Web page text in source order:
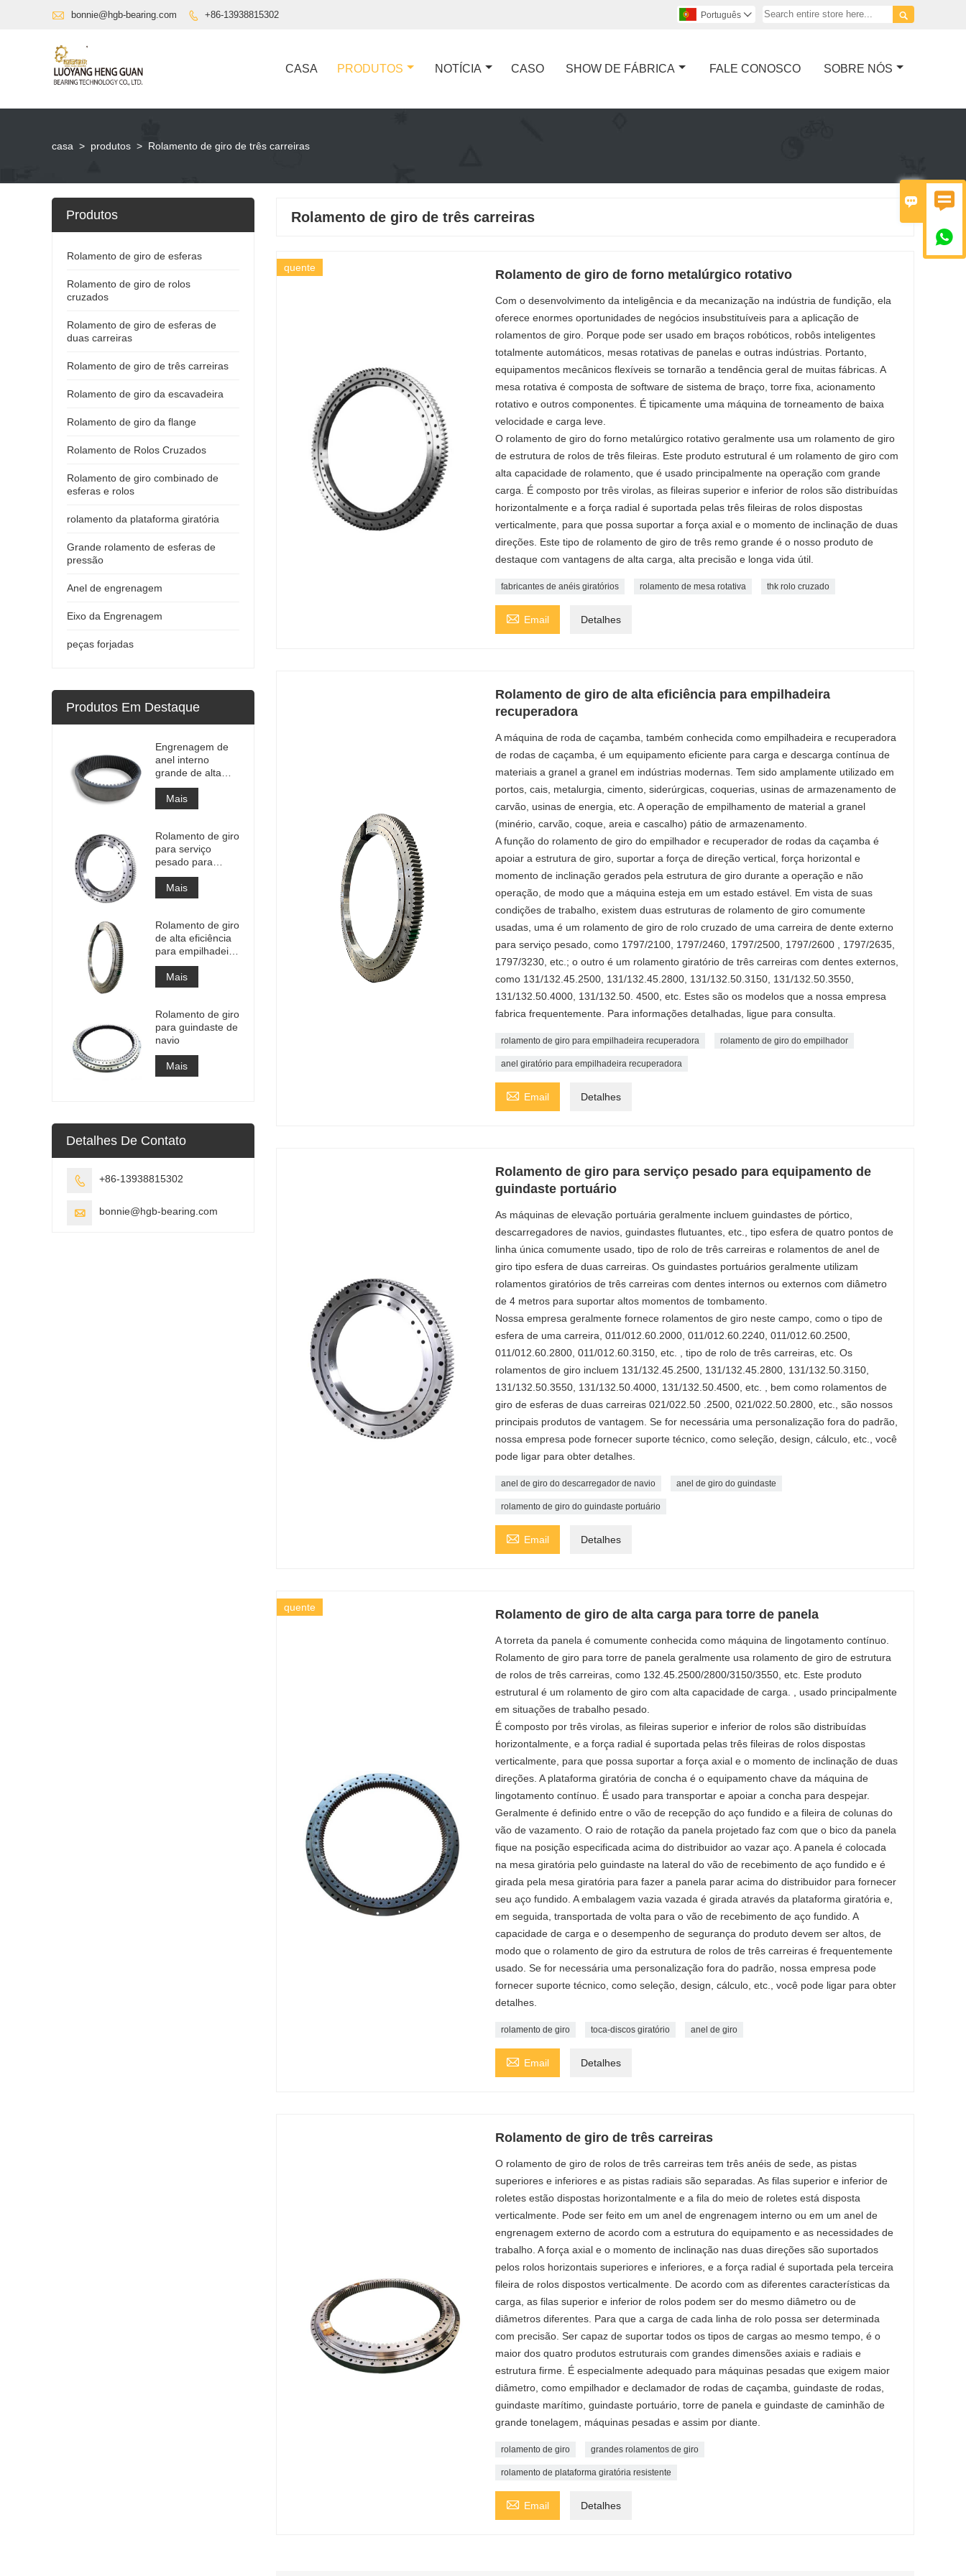
 

 bonnie@hgb-bearing.com  +86-13938815302 
Português 
CASA PRODUTOS NOTÍCIA CASO SHOW DE FÁBRICA FALE CONOSCO SOBRE NÓS
casa > produtos > Rolamento de giro de três carreiras
Rolamento de giro de três carreiras
quente Rolamento de giro de forno metalúrgico rotativo
Com o desenvolvimento da inteligência e da mecanização na indústria de fundição, ela
oferece enormes oportunidades de negócios insubstituíveis para a aplicação de
rolamentos de giro. Porque pode ser usado em braços robóticos, robôs inteligentes
totalmente automáticos, mesas rotativas de panelas e outras indústrias. Portanto,
equipamentos mecânicos flexíveis se tornarão a tendência geral de muitas fábricas. A
mesa rotativa é composta de software de sistema de braço, torre fixa, acionamento
rotativo e outros componentes. É tipicamente uma máquina de torneamento de baixa
velocidade e carga leve.
O rolamento de giro do forno metalúrgico rotativo geralmente usa um rolamento de giro
de estrutura de rolos de três fileiras. Este produto estrutural é um rolamento de giro com
alta capacidade de rolamento, que é usado principalmente na operação com grande
carga. É composto por três virolas, as fileiras superior e inferior de rolos são distribuídas
horizontalmente e a força radial é suportada pelas três fileiras de rolos dispostas
verticalmente, para que possa suportar a força axial e o momento de inclinação de duas
direções. Este tipo de rolamento de giro de três remo grande é o nosso produto de
destaque com vantagens de alta carga, alta precisão e longa vida útil.
fabricantes de anéis giratórios rolamento de mesa rotativa thk rolo cruzado
 Email Detalhes
Rolamento de giro de alta eficiência para empilhadeira
recuperadora
A máquina de roda de caçamba, também conhecida como empilhadeira e recuperadora
de rodas de caçamba, é um equipamento eficiente para carga e descarga contínua de
materiais a granel a granel em indústrias modernas. Tem sido amplamente utilizado em
portos, cais, metalurgia, cimento, siderúrgicas, coquerias, usinas de armazenamento de
carvão, usinas de energia, etc. A operação de empilhamento de material a granel
(minério, carvão, coque, areia e cascalho) pátio de armazenamento.
A função do rolamento de giro do empilhador e recuperador de rodas da caçamba é
apoiar a estrutura de giro, suportar a força de direção vertical, força horizontal e
momento de inclinação gerados pela estrutura de giro durante a operação e não
operação, de modo que a máquina esteja em um estado estável. Em vista de suas
condições de trabalho, existem duas estruturas de rolamento de giro comumente
usadas, uma é um rolamento de giro de rolo cruzado de uma carreira de dente externo
para serviço pesado, como 1797/2100, 1797/2460, 1797/2500, 1797/2600 , 1797/2635,
1797/3230, etc.; o outro é um rolamento giratório de três carreiras com dentes externos,
como 131/132.45.2500, 131/132.45.2800, 131/132.50.3150, 131/132.50.3550,
131/132.50.4000, 131/132.50. 4500, etc. Estes são os modelos que a nossa empresa
fabrica frequentemente. Para informações detalhadas, ligue para consulta.
rolamento de giro para empilhadeira recuperadora rolamento de giro do empilhador
anel giratório para empilhadeira recuperadora
 Email Detalhes
Rolamento de giro para serviço pesado para equipamento de
guindaste portuário
As máquinas de elevação portuária geralmente incluem guindastes de pórtico,
descarregadores de navios, guindastes flutuantes, etc., tipo esfera de quatro pontos de
linha única comumente usado, tipo de rolo de três carreiras e rolamentos de anel de
giro tipo esfera de duas carreiras. Os guindastes portuários geralmente utilizam
rolamentos giratórios de três carreiras com dentes internos ou externos com diâmetro
de 4 metros para suportar altos momentos de tombamento.
Nossa empresa geralmente fornece rolamentos de giro neste campo, como o tipo de
esfera de uma carreira, 011/012.60.2000, 011/012.60.2240, 011/012.60.2500,
011/012.60.2800, 011/012.60.3150, etc. , tipo de rolo de três carreiras, etc. Os
rolamentos de giro incluem 131/132.45.2500, 131/132.45.2800, 131/132.50.3150,
131/132.50.3550, 131/132.50.4000, 131/132.50.4500, etc. , bem como rolamentos de
giro de esferas de duas carreiras 021/022.50 .2500, 021/022.50.2800, etc., são nossos
principais produtos de vantagem. Se for necessária uma personalização fora do padrão,
nossa empresa pode fornecer suporte técnico, como seleção, design, cálculo, etc., você
pode ligar para obter detalhes.
anel de giro do descarregador de navio anel de giro do guindaste
rolamento de giro do guindaste portuário
 Email Detalhes
quente Rolamento de giro de alta carga para torre de panela
A torreta da panela é comumente conhecida como máquina de lingotamento contínuo.
Rolamento de giro para torre de panela geralmente usa rolamento de giro de estrutura
de rolos de três carreiras, como 132.45.2500/2800/3150/3550, etc. Este produto
estrutural é um rolamento de giro com alta capacidade de carga. , usado principalmente
em situações de trabalho pesado.
É composto por três virolas, as fileiras superior e inferior de rolos são distribuídas
horizontalmente, e a força radial é suportada pelas três fileiras de rolos dispostas
verticalmente, para que possa suportar a força axial e o momento de inclinação de duas
direções. A plataforma giratória de concha é o equipamento chave da máquina de
lingotamento contínuo. É usado para transportar e apoiar a concha para despejar.
Geralmente é definido entre o vão de recepção do aço fundido e a fileira de colunas do
vão de vazamento. O raio de rotação da panela projetado faz com que o bico da panela
fique na posição especificada acima do distribuidor ao vazar aço. A panela é colocada
na mesa giratória pelo guindaste na lateral do vão de recebimento de aço fundido e é
girada pela mesa giratória para fazer a panela parar acima do distribuidor para fornecer
seu aço fundido. A embalagem vazia vazada é girada através da plataforma giratória e,
em seguida, transportada de volta para o vão de recebimento de aço fundido. A
capacidade de carga e o desempenho de segurança do produto devem ser altos, de
modo que o rolamento de giro da estrutura de rolos de três carreiras é frequentemente
usado. Se for necessária uma personalização fora do padrão, nossa empresa pode
fornecer suporte técnico, como seleção, design, cálculo, etc., você pode ligar para obter
detalhes.
rolamento de giro toca-discos giratório anel de giro
 Email Detalhes
Rolamento de giro de três carreiras
O rolamento de giro de rolos de três carreiras tem três anéis de sede, as pistas
superiores e inferiores e as pistas radiais são separadas. As filas superior e inferior de
roletes estão dispostas horizontalmente e a fila do meio de roletes está disposta
verticalmente. Pode ser feito em um anel de engrenagem interno ou em um anel de
engrenagem externo de acordo com a estrutura do equipamento e as necessidades de
trabalho. A força axial e o momento de inclinação nas duas direções são suportados
pelos rolos horizontais superiores e inferiores, e a força radial é suportada pela terceira
fileira de rolos dispostos verticalmente. De acordo com as diferentes características da
carga, as filas superior e inferior de rolos podem ser do mesmo diâmetro ou de
diâmetros diferentes. Para que a carga de cada linha de rolo possa ser determinada
com precisão. Ser capaz de suportar todos os tipos de cargas ao mesmo tempo, é o
maior dos quatro produtos estruturais com grandes dimensões axiais e radiais e
estrutura firme. É especialmente adequado para máquinas pesadas que exigem maior
diâmetro, como empilhador e declamador de rodas de caçamba, guindaste de rodas,
guindaste marítimo, guindaste portuário, torre de panela e guindaste de caminhão de
grande tonelagem, máquinas pesadas e assim por diante.
rolamento de giro grandes rolamentos de giro
rolamento de plataforma giratória resistente
 Email Detalhes
Produtos
Rolamento de giro de esferas
Rolamento de giro de rolos
cruzados
Rolamento de giro de esferas de
duas carreiras
Rolamento de giro de três carreiras
Rolamento de giro da escavadeira
Rolamento de giro da flange
Rolamento de Rolos Cruzados
Rolamento de giro combinado de
esferas e rolos
rolamento da plataforma giratória
Grande rolamento de esferas de
pressão
Anel de engrenagem
Eixo da Engrenagem
peças forjadas
Produtos Em Destaque
Engrenagem de
anel interno
grande de alta
precisão
Engrenagem de
metal cilíndrica
de nitretação
Mais
Rolamento de giro
para serviço
pesado para
equipamento de
guindaste
portuário
Mais
Rolamento de giro
de alta eficiência
para empilhadeira
recuperadora
Mais
Rolamento de giro
para guindaste de
navio
Mais
Detalhes De Contato
 +86-13938815302
 bonnie@hgb-bearing.com